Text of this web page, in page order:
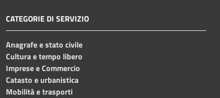
CATEGORIE DI SERVIZIO
Anagrafe e stato civile
Cultura e tempo libero
Imprese e Commercio
Catasto e urbanistica
Mobilità e trasporti